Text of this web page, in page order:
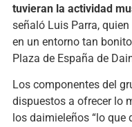
tuvieran la actividad
señaló Luis Parra,
en un entorno tan
Plaza de España de
Los componentes del
dispuestos a ofrecer lo
los daimieleños “lo que